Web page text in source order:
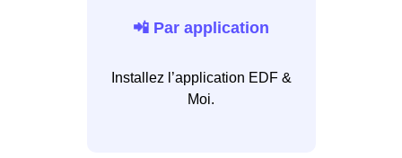
📲 Par application
Installez l’application EDF &
Moi.